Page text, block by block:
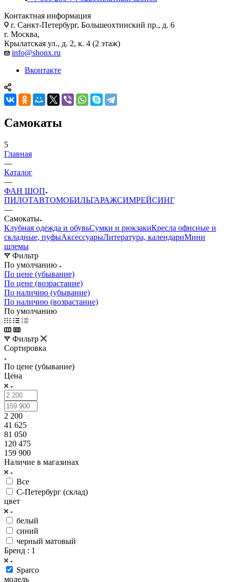
Контактная информация
г. Санкт-Петербург, Большеохтинский пр., д. 6
г. Москва,
Крылатская ул., д. 2, к. 4 (2 этаж)
info@shonx.ru
Вконтакте
Самокаты
5
Главная
—
Каталог
—
ФАН ШОП
ПИЛОТАВТОМОБИЛЬГАРАЖСИМРЕЙСИНГ
—
Самокаты
Клубная одежда и обувьСумки и рюкзакиКресла офисные и
складные, пуфыАксессуарыЛитература, календариМини
шлемы
Фильтр
По умолчанию
По цене (убывание)
По цене (возрастание)
По наличию (убывание)
По наличию (возрастание)
По умолчанию
Фильтр
Сортировка
По цене (убывание)
Цена
2 200
41 625
81 050
120 475
159 900
Наличие в магазинах
Все
С-Петербург (склад)
цвет
белый
синий
черный матовый
Бренд : 1
Sparco
модель